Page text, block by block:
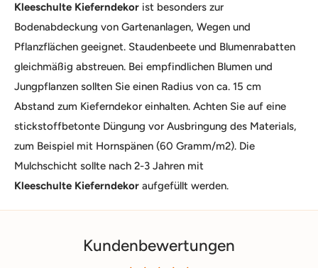
Kleeschulte Kieferndekor ist besonders zur
Bodenabdeckung von Gartenanlagen, Wegen und
Pflanzflächen geeignet. Staudenbeete und Blumenrabatten
gleichmäßig abstreuen. Bei empfindlichen Blumen und
Jungpflanzen sollten Sie einen Radius von ca. 15 cm
Abstand zum Kieferndekor einhalten. Achten Sie auf eine
stickstoffbetonte Düngung vor Ausbringung des Materials,
zum Beispiel mit Hornspänen (60 Gramm/m2). Die
Mulchschicht sollte nach 2-3 Jahren mit
Kleeschulte Kieferndekor aufgefüllt werden.
Kundenbewertungen